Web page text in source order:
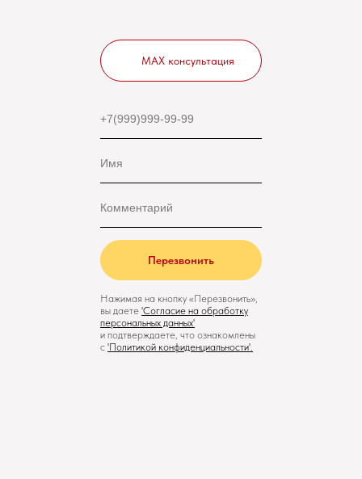
Перезвонить
Нажимая на кнопку «Перезвонить»,
вы даете 'Cогласие на обработку
персональных данных'
и подтверждаете, что ознакомлены
с 'Политикой конфиденциальности'.
MAX консультация